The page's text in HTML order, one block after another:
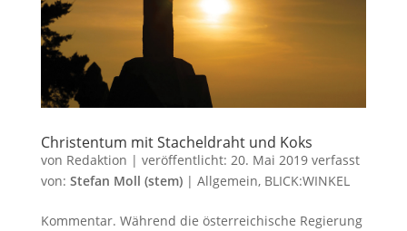
Christentum mit Stacheldraht und Koks
von Redaktion | veröffentlicht: 20. Mai 2019verfasst
von: Stefan Moll (stem)| Allgemein, BLICK:WINKEL
Kommentar. Während die österreichische Regierung